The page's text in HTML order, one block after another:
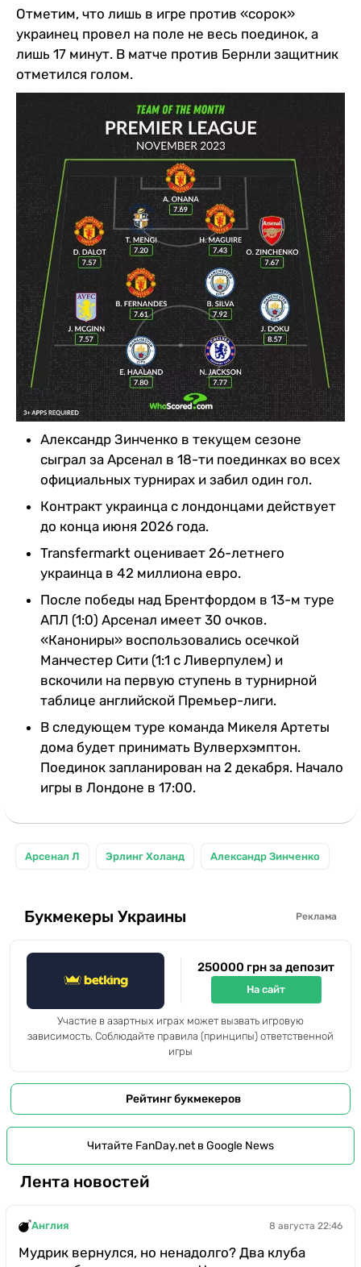
Отметим, что лишь в игре против «сорок»
украинец провел на поле не весь поединок, а
лишь 17 минут. В матче против Бернли защитник
отметился голом.
Александр Зинченко в текущем сезоне
сыграл за Арсенал в 18-ти поединках во всех
официальных турнирах и забил один гол.
Контракт украинца с лондонцами действует
до конца июня 2026 года.
Transfermarkt оценивает 26-летнего
украинца в 42 миллиона евро.
После победы над Брентфордом в 13-м туре
АПЛ (1:0) Арсенал имеет 30 очков.
«Канониры» воспользовались осечкой
Манчестер Сити (1:1 с Ливерпулем) и
вскочили на первую ступень в турнирной
таблице английской Премьер-лиги.
В следующем туре команда Микеля Артеты
дома будет принимать Вулверхэмптон.
Поединок запланирован на 2 декабря. Начало
игры в Лондоне в 17:00.
Арсенал Л Эрлинг Холанд Александр Зинченко
Букмекеры Украины Реклама
250000 грн за депозит
На сайт
Участие в азартных играх может вызвать игровую
зависимость. Соблюдайте правила (принципы) ответственной
игры
Рейтинг букмекеров
Читайте FanDay.net в Google News
Лента новостей
Англия 8 августа 22:46
Мудрик вернулся, но ненадолго? Два клуба